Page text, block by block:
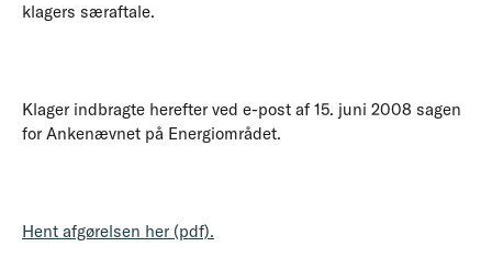
klagers særaftale.
Klager indbragte herefter ved e-post af 15. juni 2008 sagen
for Ankenævnet på Energiområdet.
Hent afgørelsen her (pdf).